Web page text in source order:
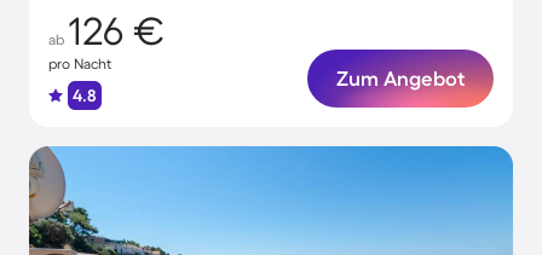
ab 126 €
pro Nacht
4.8
Zum Angebot